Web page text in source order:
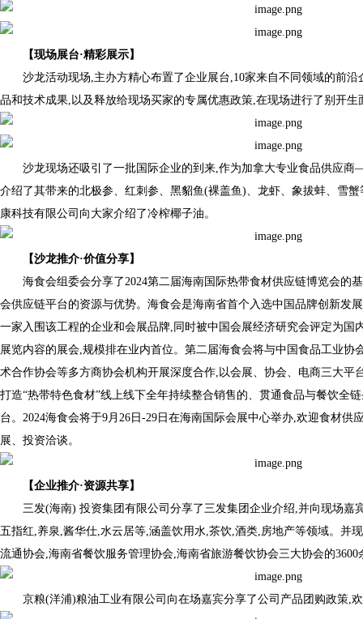
【现场展台·精彩展示】
沙龙活动现场,主办方精心布置了企业展台,10家来自不同领域的前
品和技术成果,以及释放给现场买家的专属优惠政策,在现场进行了别开生
沙龙现场还吸引了一批国际企业的到来,作为加拿大专业食品供应
介绍了其带来的北极参、红刺参、黑貂鱼(裸盖鱼)、龙虾、象拔蚌、雪
康科技有限公司向大家介绍了冷榨椰子油。
【沙龙推介·价值分享】
海食会组委会分享了2024第二届海南国际热带食材供应链博览会的
会供应链平台的资源与优势。海食会是海南省首个入选中国品牌创新发
一家入围该工程的企业和会展品牌,同时被中国会展经济研究会评定为国
展览内容的展会,规模排在业内首位。第二届海食会将与中国食品工业协
术合作协会等多方商协会机构开展深度合作,以会展、协会、电商三大平
打造“热带特色食材”线上线下全年持续整合销售的、贯通食品与餐饮全
台。2024海食会将于9月26日-29日在海南国际会展中心举办,欢迎食材供
展、投资洽谈。
【企业推介·资源共享】
三发(海南) 投资集团有限公司分享了三发集团企业介绍,并向现场嘉
五指红,养泉,酱华仕,水云居等,涵盖饮用水,茶饮,酒类,房地产等领域。并
流通协会,海南省餐饮服务管理协会,海南省旅游餐饮协会三大协会的
京粮(洋浦)粮油工业有限公司向在场嘉宾分享了公司产品团购政策,